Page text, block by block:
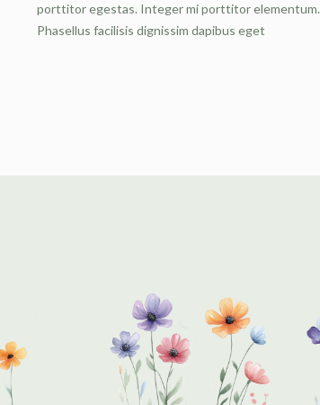
porttitor egestas. Integer mi porttitor elementum.
Phasellus facilisis dignissim dapibus eget